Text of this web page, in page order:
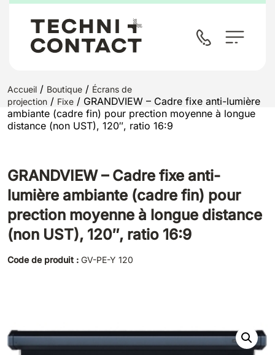
Accueil / Boutique / Écrans de
projection / Fixe / GRANDVIEW – Cadre fixe anti-lumière
ambiante (cadre fin) pour prection moyenne à longue
distance (non UST), 120″, ratio 16:9
GRANDVIEW – Cadre fixe anti-
lumière ambiante (cadre fin) pour
prection moyenne à longue distance
(non UST), 120″, ratio 16:9
Code de produit : GV-PE-Y 120